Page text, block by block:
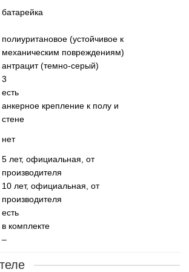
батарейка
полиуритановое (устойчивое к
механическим повреждениям)
антрацит (темно-серый)
3
есть
анкерное крепление к полу и
стене
нет
5 лет, официальная, от
производителя
10 лет, официальная, от
производителя
есть
в комплекте
–